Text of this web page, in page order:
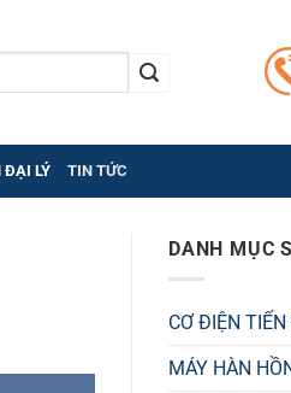
ĐẠI LÝ TIN TỨC
DANH MỤC
CƠ ĐIỆN
MÁY HÀN